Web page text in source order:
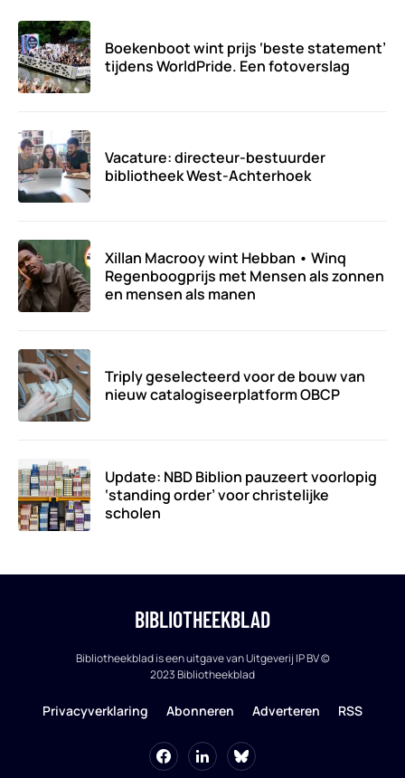
Boekenboot wint prijs ‘beste statement’
tijdens WorldPride. Een fotoverslag
Vacature: directeur-bestuurder
bibliotheek West-Achterhoek
Xillan Macrooy wint Hebban • Winq
Regenboogprijs met Mensen als zonnen
en mensen als manen
Triply geselecteerd voor de bouw van
nieuw catalogiseerplatform OBCP
Update: NBD Biblion pauzeert voorlopig
‘standing order’ voor christelijke
scholen
BIBLIOTHEEKBLAD
Bibliotheekblad is een uitgave van Uitgeverij IP BV ©
2023 Bibliotheekblad
Privacyverklaring Abonneren Adverteren RSS